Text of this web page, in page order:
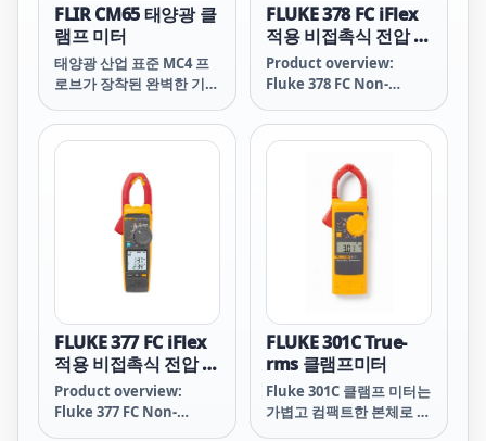
FLIR CM65 태양광 클
램프 미터
태양광 산업 표준 MC4 프
로브가 장착된 완벽한 기능
로 시간을 절약하고 문제를
신속하게 찾아낼 수 있습니
FLUKE 378 FC iFlex
적용 비접촉식 전압 실
효값 AC/DC 클램프
미터
Product overview:
Fluke 378 FC Non-
rms AC/DC Clamp
Meter with iFlex
FLUKE 377 FC iFlex
적용 비접촉식 전압 실
효값 AC/DC 클램프
미터
Product overview:
Fluke 377 FC Non-
FLUKE 301C True-
rms 클램프미터
Fluke 301C 클램프 미터는
가볍고 컴팩트한 본체로 포